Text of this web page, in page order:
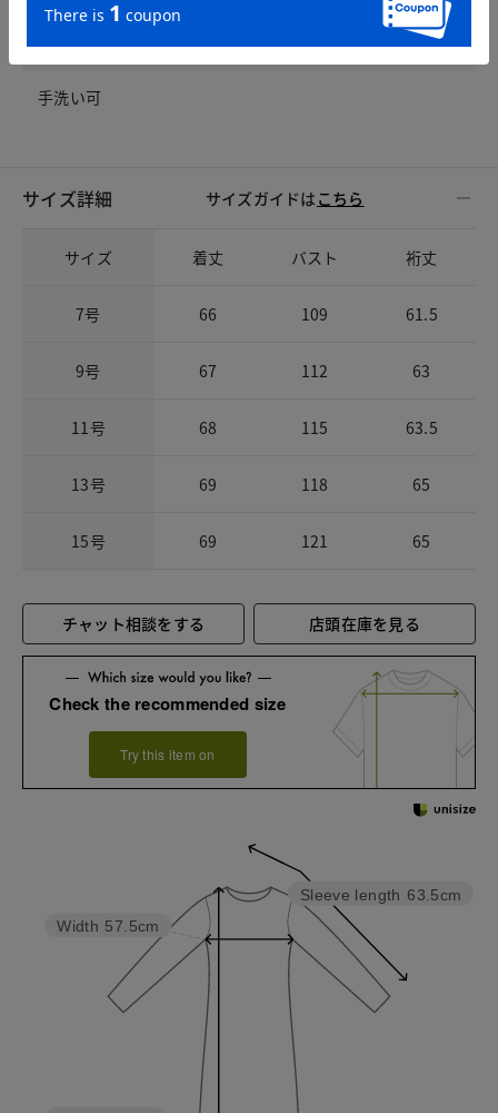
洗濯表示
手洗い可
サイズ詳細 サイズガイドは こちら
サイズ 着丈 バスト 裄丈
7号 66 109 61.5
9号 67 112 63
11号 68 115 63.5
13号 69 118 65
15号 69 121 65
チャット相談をする 店頭在庫を見る
Check the recommended size
Try this item on
Sleeve length 63.5cm
Width 57.5cm